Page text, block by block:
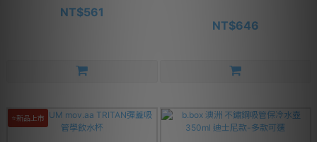
NT$561
NT$646
⭐新品上市